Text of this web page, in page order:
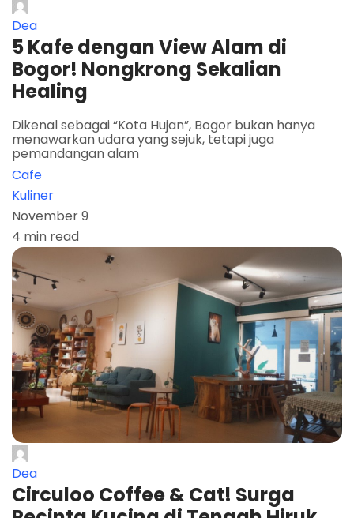
Dea
5 Kafe dengan View Alam di
Bogor! Nongkrong Sekalian
Healing
Dikenal sebagai “Kota Hujan”, Bogor bukan hanya
menawarkan udara yang sejuk, tetapi juga
pemandangan alam
Cafe
Kuliner
November 9
4 min read
Dea
Circuloo Coffee & Cat! Surga